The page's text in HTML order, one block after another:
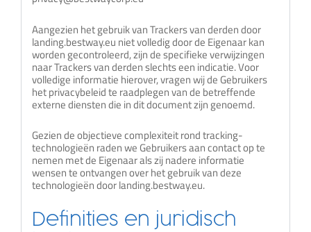
Aangezien het gebruik van Trackers van derden door
landing.bestway.eu niet volledig door de Eigenaar kan
worden gecontroleerd, zijn de specifieke verwijzingen
naar Trackers van derden slechts een indicatie. Voor
volledige informatie hierover, vragen wij de Gebruikers
het privacybeleid te raadplegen van de betreffende
externe diensten die in dit document zijn genoemd.
Gezien de objectieve complexiteit rond tracking-
technologieën raden we Gebruikers aan contact op te
nemen met de Eigenaar als zij nadere informatie
wensen te ontvangen over het gebruik van deze
technologieën door landing.bestway.eu.
Definities en juridisch